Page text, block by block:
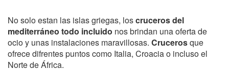
No solo estan las islas griegas, loscruceros del
mediterráneo todo incluido nos brindan una oferta de
ocio y unas instalaciones maravillosas. Crucerosque
ofrece difrentes puntos como Italia, Croacia o incluso el
Norte de África.